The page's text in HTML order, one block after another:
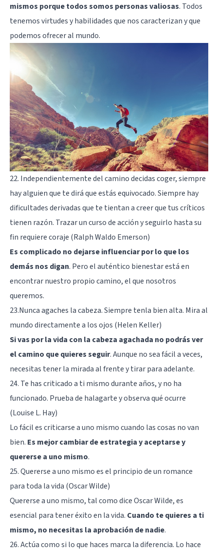
mismos porque todos somos personas valiosas. Todos
tenemos virtudes y habilidades que nos caracterizan y que
podemos ofrecer al mundo.
22. Independientemente del camino decidas coger, siempre
hay alguien que te dirá que estás equivocado. Siempre hay
dificultades derivadas que te tientan a creer que tus críticos
tienen razón. Trazar un curso de acción y seguirlo hasta su
fin requiere coraje (Ralph Waldo Emerson)
Es complicado no dejarse influenciar por lo que los
demás nos digan. Pero el auténtico bienestar está en
encontrar nuestro propio camino, el que nosotros
queremos.
23.Nunca agaches la cabeza. Siempre tenla bien alta. Mira al
mundo directamente a los ojos (Helen Keller)
Si vas por la vida con la cabeza agachada no podrás ver
el camino que quieres seguir. Aunque no sea fácil a veces,
necesitas tener la mirada al frente y tirar para adelante.
24. Te has criticado a ti mismo durante años, y no ha
funcionado. Prueba de halagarte y observa qué ocurre
(Louise L. Hay)
Lo fácil es criticarse a uno mismo cuando las cosas no van
bien. Es mejor cambiar de estrategia y aceptarse y
quererse a uno mismo.
25. Quererse a uno mismo es el principio de un romance
para toda la vida (Oscar Wilde)
Quererse a uno mismo, tal como dice Oscar Wilde, es
esencial para tener éxito en la vida. Cuando te quieres a ti
mismo, no necesitas la aprobación de nadie.
26. Actúa como si lo que haces marca la diferencia. Lo hace